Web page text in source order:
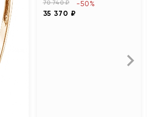
70 740 ₽
35 370 ₽
-50%